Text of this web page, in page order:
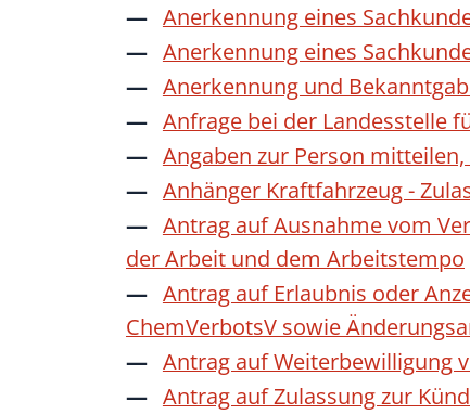
Anerkennung eines
Anerkennung eines
Anerkennung und
Anfrage bei der Landesstelle
Angaben zur Person
Anhänger Kraftfahrzeug -
Antrag auf Ausnahme vom
der Arbeit und dem Arbeitstempo
Antrag auf Erlaubnis oder
ChemVerbotsV sowie
Antrag auf Weiterbewilligung
Antrag auf Zulassung zur